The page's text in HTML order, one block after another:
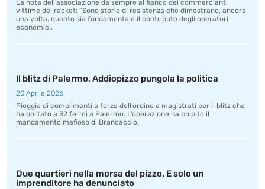
La nota dell’associazione da sempre al fianco dei commercianti
vittime del racket: “Sono storie di resistenza che dimostrano, ancora
una volta, quanto sia fondamentale il contributo degli operatori
economici.
Il blitz di Palermo, Addiopizzo pungola la politica
20 Aprile 2026
Pioggia di complimenti a forze dell’ordine e magistrati per il blitz che
ha portato a 32 fermi a Palermo. L’operazione ha colpito il
mandamento mafioso di Brancaccio.
Due quartieri nella morsa del pizzo. E solo un
imprenditore ha denunciato